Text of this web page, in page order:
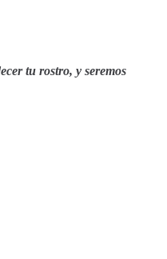
tu rostro, y seremos